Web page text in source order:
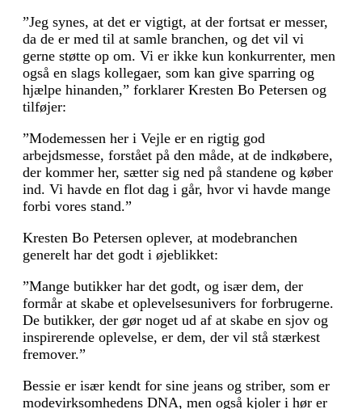
”Jeg synes, at det er vigtigt, at der fortsat er messer,
da de er med til at samle branchen, og det vil vi
gerne støtte op om. Vi er ikke kun konkurrenter, men
også en slags kollegaer, som kan give sparring og
hjælpe hinanden,” forklarer Kresten Bo Petersen og
tilføjer:
”Modemessen her i Vejle er en rigtig god
arbejdsmesse, forstået på den måde, at de indkøbere,
der kommer her, sætter sig ned på standene og køber
ind. Vi havde en flot dag i går, hvor vi havde mange
forbi vores stand.”
Kresten Bo Petersen oplever, at modebranchen
generelt har det godt i øjeblikket:
”Mange butikker har det godt, og især dem, der
formår at skabe et oplevelsesunivers for forbrugerne.
De butikker, der gør noget ud af at skabe en sjov og
inspirerende oplevelse, er dem, der vil stå stærkest
fremover.”
Bessie er især kendt for sine jeans og striber, som er
modevirksomhedens DNA, men også kjoler i hør er